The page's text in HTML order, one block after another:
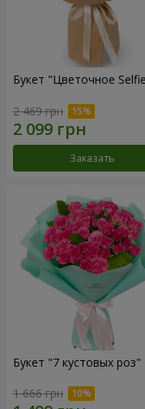
Букет "Цветочное
2 469 грн
Заказать
Букет "7 кустовых роз"
1 666 грн